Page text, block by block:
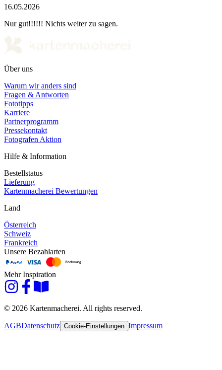
16.05.2026
Nur gut!!!!!! Nichts weiter zu sagen.
Über uns
Warum wir anders sind
Fragen & Antworten
Fototipps
Karriere
Partnerprogramm
Pressekontakt
Fotografen Aktion
Hilfe & Information
Bestellstatus
Lieferung
Kartenmacherei Bewertungen
Land
Österreich
Schweiz
Frankreich
Unsere Bezahlarten
Mehr Inspiration
© 2026 Kartenmacherei. All rights reserved.
AGBDatenschutz Cookie-Einstellungen Impressum